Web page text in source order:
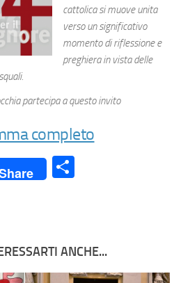
cattolica si muove unita
verso un significativo
momento di riflessione e
preghiera in vista delle
partecipa a questo invito
completo
ANCHE...